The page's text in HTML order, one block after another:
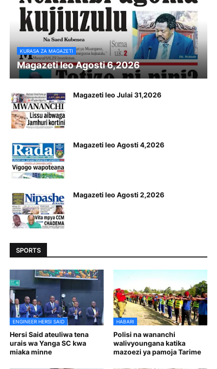
KURASA ZA MAGAZETI
Magazeti leo Agosti 6,2026
Magazeti leo Julai 31,2026
Magazeti leo Agosti 4,2026
Magazeti leo Agosti 2,2026
SPORTS
ENGINEER HERSI SAID
Hersi Said ateuliwa tena
urais wa Yanga SC kwa
miaka minne
HABARI
Polisi na wananchi
walivyoungana katika
mazoezi ya pamoja Tarime